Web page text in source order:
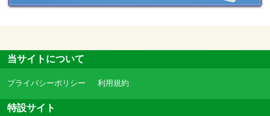
当サイトについて
プライバシーポリシー 利用規約
特設サイト